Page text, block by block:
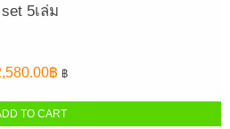
set 5เล่ม
฿ ฿
TO CART